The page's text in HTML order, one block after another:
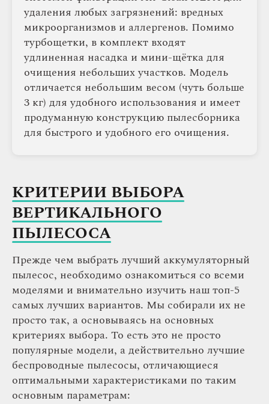
удаления любых загрязнений: вредных
микроорганизмов и аллергенов. Помимо
турбощетки, в комплект входят
удлиненная насадка и мини-щётка для
очищения небольших участков. Модель
отличается небольшим весом (чуть больше
3 кг) для удобного использования и имеет
продуманную конструкцию пылесборника
для быстрого и удобного его очищения.
КРИТЕРИИ ВЫБОРА
ВЕРТИКАЛЬНОГО
ПЫЛЕСОСА
Прежде чем выбрать лучший аккумуляторный
пылесос, необходимо ознакомиться со всеми
моделями и внимательно изучить наш топ-5
самых лучших вариантов. Мы собирали их не
просто так, а основываясь на основных
критериях выбора. То есть это не просто
популярные модели, а действительно лучшие
беспроводные пылесосы, отличающиеся
оптимальными характеристиками по таким
основным параметрам: